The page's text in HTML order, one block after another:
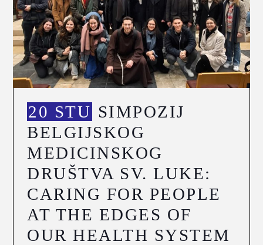
20 STU SIMPOZIJ
BELGIJSKOG
MEDICINSKOG
DRUŠTVA SV. LUKE:
CARING FOR PEOPLE
AT THE EDGES OF
OUR HEALTH SYSTEM